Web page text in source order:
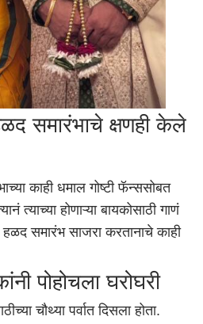
समारंभाचे क्षणही केले
काही धमाल गोष्टी फॅन्ससोबत
त्याच्या होणाऱ्या बायकोसाठी गाणं
समारंभ साजरा करतानाचे काही
पोहोचला घरोघरी
चौथ्या पर्वात दिसला होता.